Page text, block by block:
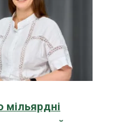
мільярдні